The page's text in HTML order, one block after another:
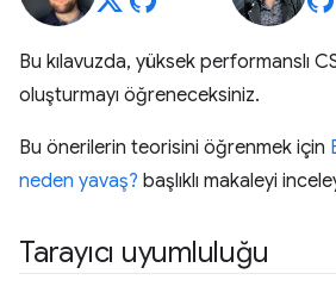
Bu kılavuzda, yüksek performanslı
oluşturmayı öğreneceksiniz.
Bu önerilerin teorisini öğrenmek için
neden yavaş? başlıklı makaleyi
Tarayıcı uyumluluğu